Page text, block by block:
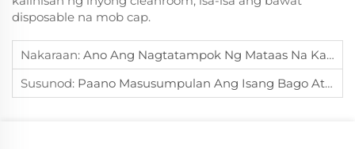
disposable na mob cap.
Nakaraan: Ano Ang Nagtatampok Ng Mataas Na Kalidad Na Mattress Na Angkop Para Sa Smart Beds?
Susunod: Paano Masusumpulan Ang Isang Bago At Modernong Mattress Para Sa Mas Magandang Komport?